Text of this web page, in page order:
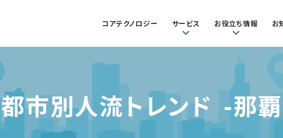
コアテクノロジー サービス お役立ち情報 お
都市別人流トレンド -那